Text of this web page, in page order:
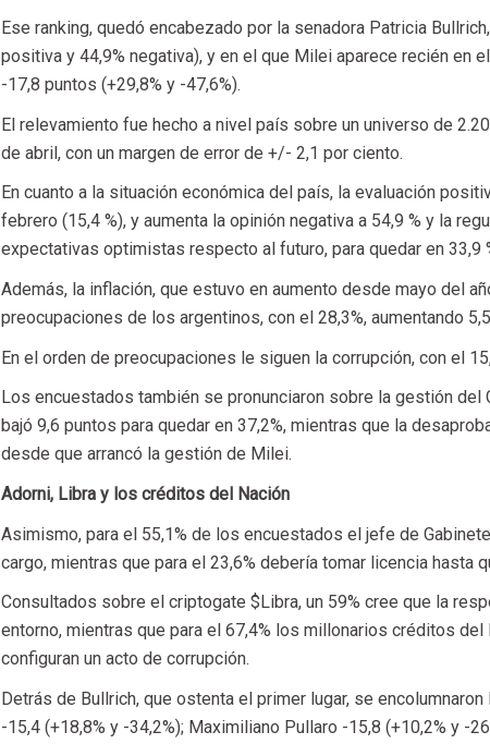
Ese ranking, quedó encabezado por la senadora Patricia
positiva y 44,9% negativa), y en el que Milei aparece recién en
-17,8 puntos (+29,8% y -47,6%).
El relevamiento fue hecho a nivel país sobre un universo de
de abril, con un margen de error de +/- 2,1 por ciento.
En cuanto a la situación económica del país, la evaluación
febrero (15,4 %), y aumenta la opinión negativa a 54,9 % y la
expectativas optimistas respecto al futuro, para quedar en 33,9
Además, la inflación, que estuvo en aumento desde mayo del
preocupaciones de los argentinos, con el 28,3%, aumentando
En el orden de preocupaciones le siguen la corrupción, con el
Los encuestados también se pronunciaron sobre la gestión del
bajó 9,6 puntos para quedar en 37,2%, mientras que la
desde que arrancó la gestión de Milei.
Adorni, Libra y los créditos del Nación
Asimismo, para el 55,1% de los encuestados el jefe de
cargo, mientras que para el 23,6% debería tomar licencia hasta
Consultados sobre el criptogate $Libra, un 59% cree que la
entorno, mientras que para el 67,4% los millonarios créditos del
configuran un acto de corrupción.
Detrás de Bullrich, que ostenta el primer lugar, se
-15,4 (+18,8% y -34,2%); Maximiliano Pullaro -15,8 (+10,2% y -